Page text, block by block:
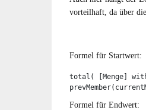
vorteilhaft, da über
Formel für Startwert:
total( [Menge]
Formel für Endwert: